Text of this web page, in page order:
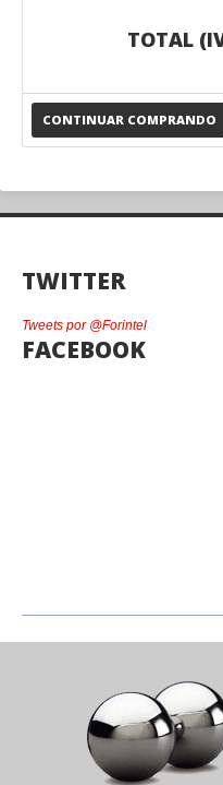
CONTINUAR COMPRANDO
TOTAL
TWITTER
Tweets por @Forintel
FACEBOOK